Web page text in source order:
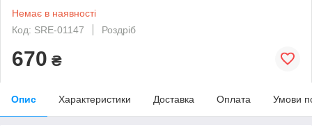
Немає в наявності
Код: SRE-01147
Роздріб
670 ₴
Опис Характеристики Доставка Оплата Умови